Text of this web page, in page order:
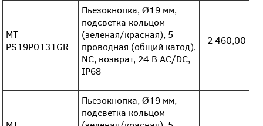
MT-
PS19P0131GR
Пьезокнопка, Ø19 мм,
подсветка кольцом
(зеленая/красная), 5-
проводная (общий катод),
NC, возврат, 24 В AC/DC,
IP68
2 460,00
Пьезокнопка, Ø19 мм,
подсветка кольцом